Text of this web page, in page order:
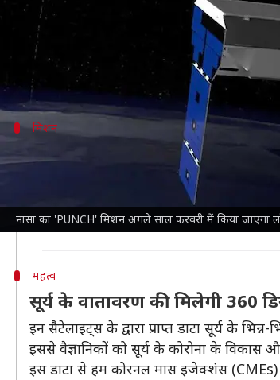
नासा का 'PUNCH' मिशन अगले साल फरवरी में किया जाएगा
क्या है खबर?
अंतरिक्ष एजेंसी
, स्पेस-X के साथ मिलकर
इस विशेष अंतरिक्ष मिशन से सूर्य के बाहरी
मिशन
मिशन में शामिल होंगे 4 सैटेलाइट
PUNCH मिशन में कुल 4 सैटेलाइट शामिल
चौथा सैटेलाइट एक नैरो-फील्ड इमेजर के साथ
यह मिशन सूर्य के कोरोना और सूर्य की हवा के
महत्व
सूर्य के वातावरण की मिलेगी 360
इन सैटेलाइट्स के द्वारा प्राप्त डाटा सूर्य के
इससे वैज्ञानिकों को सूर्य के कोरोना के
इस डाटा से हम कोरनल मास इजेक्शंस (CMEs)